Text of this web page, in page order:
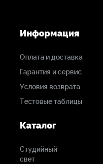
Информация
Оплата и доставка
Гарантия и сервис
Условия возврата
Тестовые таблицы
Каталог
Студийный
свет